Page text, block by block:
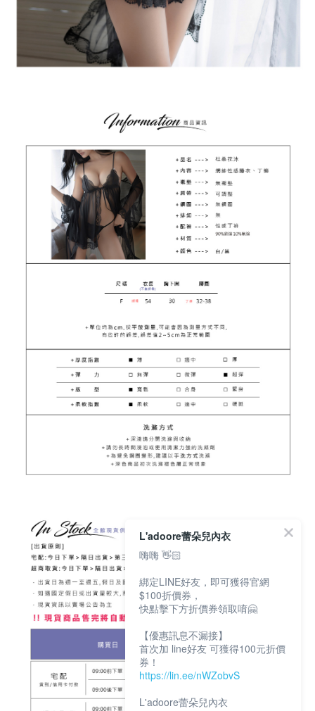
L'adoore蕾朵兒內衣
嗨嗨 👋🏻
綁定LINE好友，即可獲得官網
$100折價券，
快點擊下方折價券領取唷🤗
【優惠訊息不漏接】
首次加 line好友 可獲得100元折價
券！
https://lin.ee/nWZobvS
L'adoore蕾朵兒內衣